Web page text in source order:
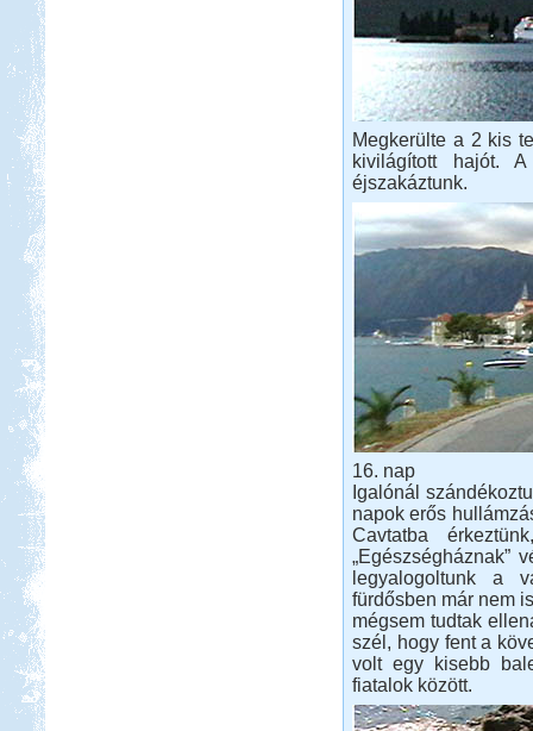
Megkerülte a 2 kis
kivilágított hajót.
éjszakáztunk.
16. nap
Igalónál
napok erős
Cavtatba
„Egészségháznak”
legyalogoltunk a
fürdősben már nem
mégsem tudtak
szél, hogy fent a
volt egy kisebb
fiatalok között.